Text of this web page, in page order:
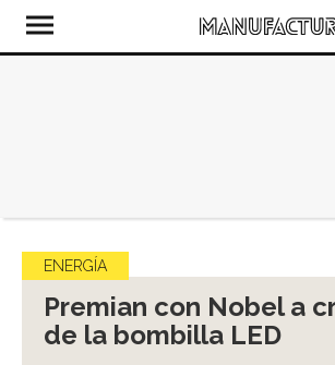
ENERGÍA
Premian con Nobel a
de la bombilla LED